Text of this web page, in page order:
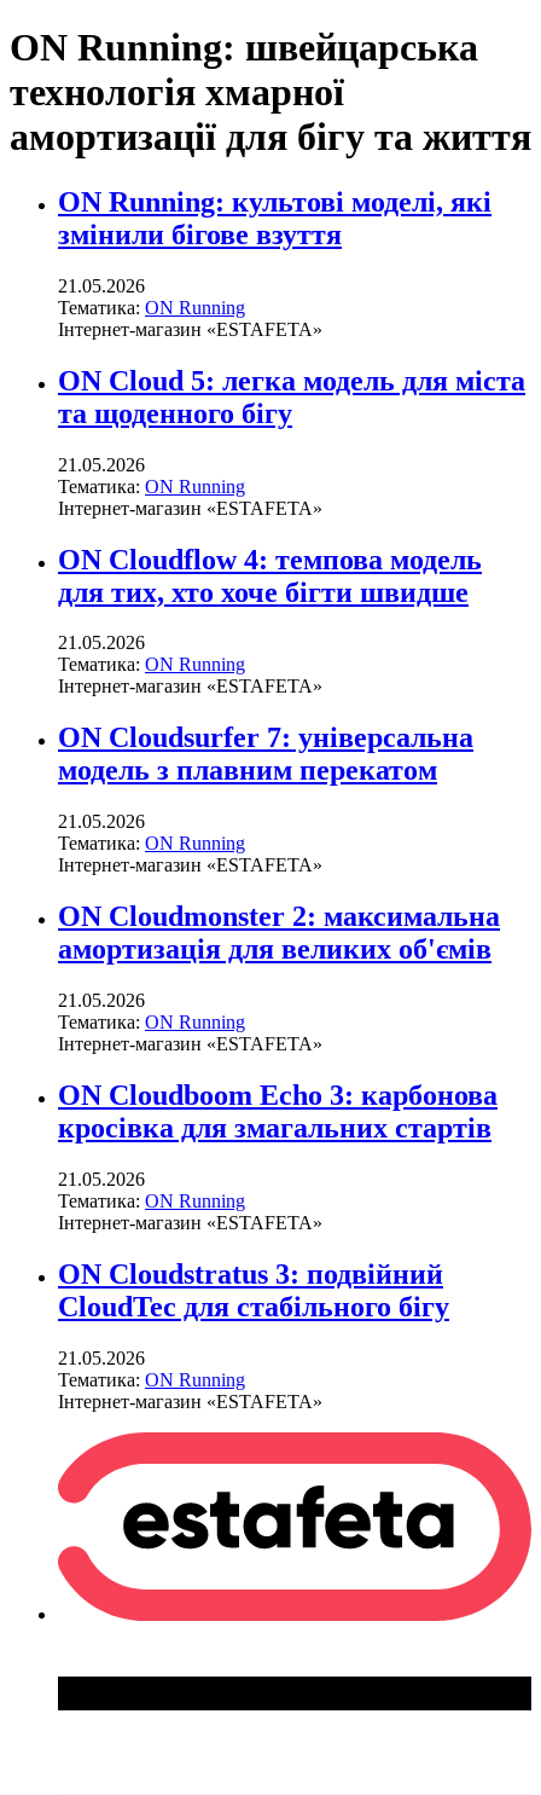
ON Running: швейцарська
технологія хмарної
амортизації для бігу та життя
ON Running: культові моделі, які
змінили бігове взуття
21.05.2026
Тематика: ON Running
Інтернет-магазин «ESTAFETA»
ON Cloud 5: легка модель для міста
та щоденного бігу
21.05.2026
Тематика: ON Running
Інтернет-магазин «ESTAFETA»
ON Cloudflow 4: темпова модель
для тих, хто хоче бігти швидше
21.05.2026
Тематика: ON Running
Інтернет-магазин «ESTAFETA»
ON Cloudsurfer 7: універсальна
модель з плавним перекатом
21.05.2026
Тематика: ON Running
Інтернет-магазин «ESTAFETA»
ON Cloudmonster 2: максимальна
амортизація для великих об'ємів
21.05.2026
Тематика: ON Running
Інтернет-магазин «ESTAFETA»
ON Cloudboom Echo 3: карбонова
кросівка для змагальних стартів
21.05.2026
Тематика: ON Running
Інтернет-магазин «ESTAFETA»
ON Cloudstratus 3: подвійний
CloudTec для стабільного бігу
21.05.2026
Тематика: ON Running
Інтернет-магазин «ESTAFETA»